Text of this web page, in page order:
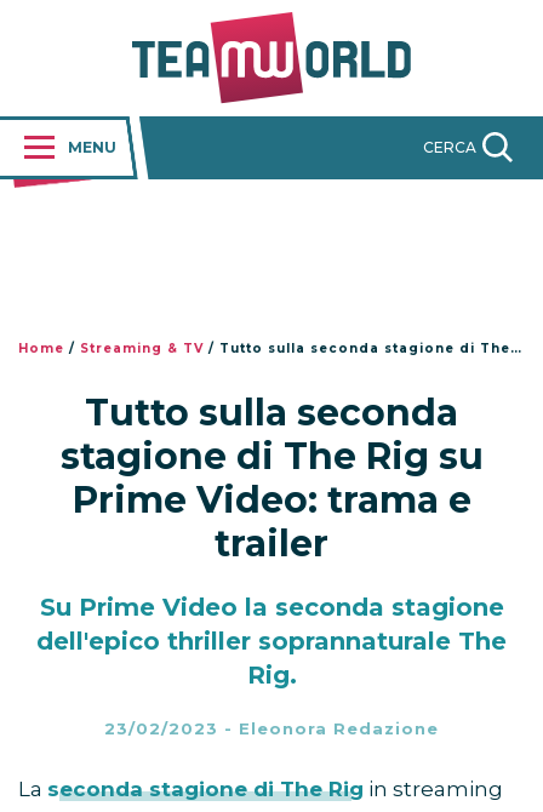
MENU CERCA
Home / Streaming & TV / Tutto sulla seconda stagione di The Rig su Prime Video: trama e trailer
Tutto sulla seconda
stagione di The Rig su
Prime Video: trama e
trailer
Su Prime Video la seconda stagione
dell'epico thriller soprannaturale The
Rig.
23/02/2023 - Eleonora Redazione
La seconda stagione di The Rig in streaming